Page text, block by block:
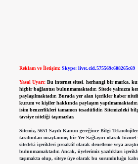
Reklam ve İletişim: Skype: live:.cid.575569c608265c69
Yasal Uyarı: Bu internet sitesi, herhangi bir marka,
hiçbir bağlantısı bulunmamaktadır. Sitede yalnızca
paylaşılmaktadır. Burada yer alan içerikler haber
kurum ve kişiler hakkında paylaşım
isim benzerlikleri tamamen tesadüfidir. Sitemizdeki
tavsiye niteliği taşımazlar.
Sitemiz, 5651 Sayılı Kanun gereğince Bilgi
tarafından onaylanmış bir Yer Sağlayıcı olarak
sitedeki içerikleri proaktif olarak denetleme veya
bulunmamaktadır. Ancak, üyelerimiz yazdıkları
taşımakta olup, siteye üye olarak bu sorumluluğu